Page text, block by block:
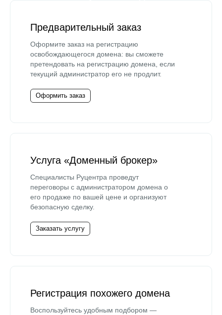
Предварительный заказ
Оформите заказ на регистрацию
освобождающегося домена: вы сможете
претендовать на регистрацию домена, если
текущий администратор его не продлит.
Оформить заказ
Услуга «Доменный брокер»
Специалисты Руцентра проведут
переговоры с администратором домена о
его продаже по вашей цене и организуют
безопасную сделку.
Заказать услугу
Регистрация похожего домена
Воспользуйтесь удобным подбором —